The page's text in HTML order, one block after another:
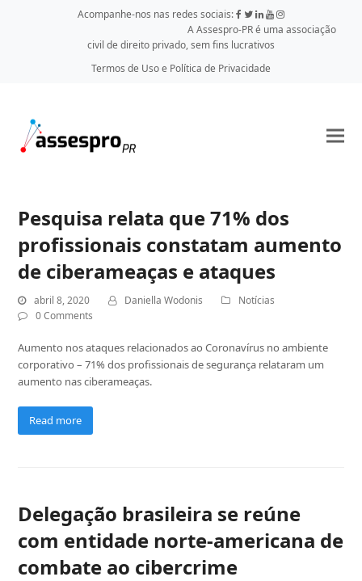
Acompanhe-nos nas redes sociais:
A Assespro-PR é uma associação
civil de direito privado, sem fins lucrativos
Termos de Uso e Política de Privacidade
Pesquisa relata que 71% dos
profissionais constatam aumento
de ciberameaças e ataques
abril 8, 2020 Daniella Wodonis
Notícias
0 Comments
Aumento nos ataques relacionados ao Coronavírus no ambiente
corporativo – 71% dos profissionais de segurança relataram um
aumento nas ciberameaças.
Read more
Delegação brasileira se reúne
com entidade norte-americana de
combate ao cibercrime